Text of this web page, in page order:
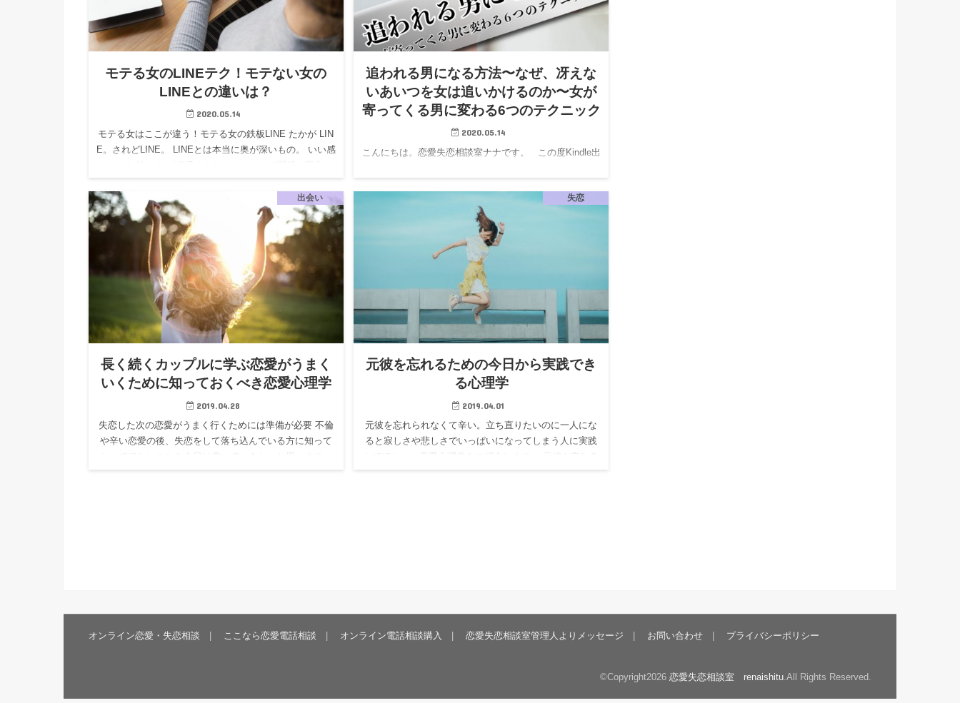
モテる女のLINEテク！モテない女の
LINEとの違いは？
2020.05.14
モテる女はここが違う！モテる女の鉄板LINE たかが LIN
E。されどLINE。 LINEとは本当に奥が深いもの。 いい感
追われる男になる方法〜なぜ、冴えな
いあいつを女は追いかけるのか〜女が
寄ってくる男に変わる6つのテクニック
2020.05.14
こんにちは。恋愛失恋相談室ナナです。 この度Kindle出
が寄ってくる男に変わる6つのテクニック」を出版い…
出会い
長く続くカップルに学ぶ恋愛がうまく
いくために知っておくべき恋愛心理学
2019.04.28
失恋した次の恋愛がうまく行くためには準備が必要 不倫
や辛い恋愛の後、失恋をして落ち込んでいる方に知って
失恋
元彼を忘れるための今日から実践でき
る心理学
2019.04.01
元彼を忘れられなくて辛い。立ち直りたいのに一人にな
ると寂しさや悲しさでいっぱいになってしまう人に実践
オンライン恋愛・失恋相談 ここなら恋愛電話相談 オンライン電話相談購入 恋愛失恋相談室管理人よりメッセージ お問い合わせ プライバシーポリシー
©Copyright2026 恋愛失恋相談室 renaishitu .All Rights Reserved.